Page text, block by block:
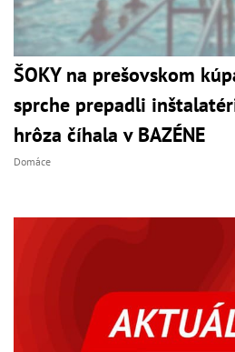
ŠOKY na prešovskom
sprche prepadli
hrôza číhala v BAZÉNE
Domáce